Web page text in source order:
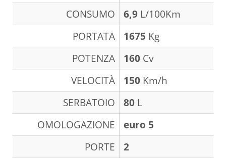
CONSUMO
6,9 L/100Km
PORTATA
1675 Kg
POTENZA
160 Cv
VELOCITÀ
150 Km/h
SERBATOIO
80 L
OMOLOGAZIONE
euro 5
PORTE
2